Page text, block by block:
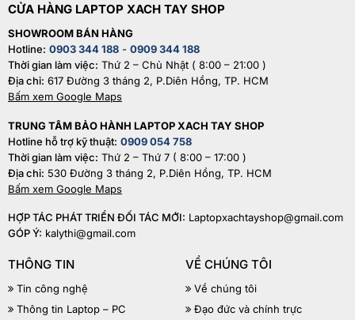
CỬA HÀNG LAPTOP XACH TAY SHOP
SHOWROOM BÁN HÀNG
Hotline: 0903 344 188 - 0909 344 188
Thời gian làm việc: Thứ 2 – Chủ Nhật ( 8:00 – 21:00 )
Địa chỉ: 617 Đường 3 tháng 2, P.Diên Hồng, TP. HCM
Bấm xem Google Maps
TRUNG TÂM BẢO HÀNH LAPTOP XACH TAY SHOP
Hotline hỗ trợ kỹ thuật: 0909 054 758
Thời gian làm việc: Thứ 2 – Thứ 7 ( 8:00 – 17:00 )
Địa chỉ: 530 Đường 3 tháng 2, P.Diên Hồng, TP. HCM
Bấm xem Google Maps
HỢP TÁC PHÁT TRIỂN ĐỐI TÁC MỚI: Laptopxachtayshop@gmail.com
GÓP Ý: kalythi@gmail.com
THÔNG TIN
Tin công nghệ
Thông tin Laptop – PC
VỀ CHÚNG TÔI
Về chúng tôi
Đạo đức và chính trực